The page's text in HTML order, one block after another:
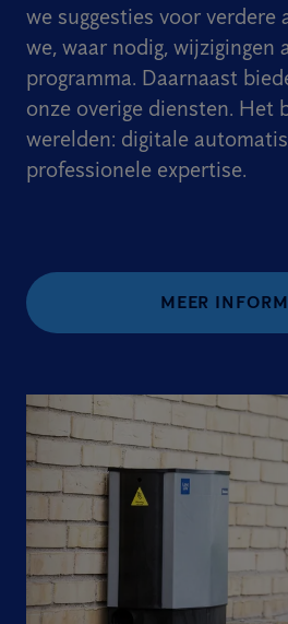
we suggesties voor verdere
we, waar nodig, wijzigingen
programma. Daarnaast
onze overige diensten. Het
werelden: digitale
professionele expertise.
MEER